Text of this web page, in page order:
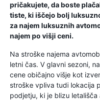
pričakujete, da boste
tiste, ki iščejo bolj
za najem luksuznih
najem po višji ceni.
Na stroške najema
letni čas. V glavni sezoni,
cene običajno višje kot
stroške vpliva tudi lokacija
podjetju, ki je blizu